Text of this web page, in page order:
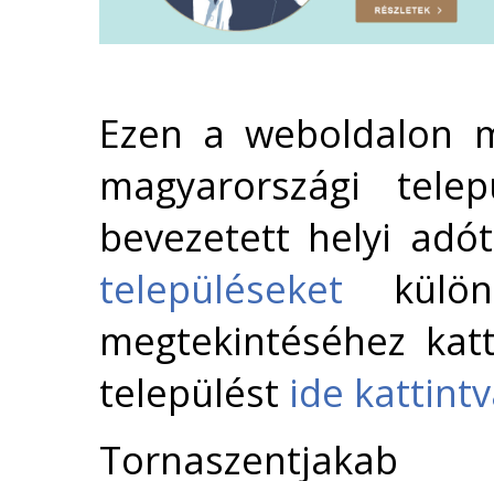
Ezen a weboldalon
magyarországi
bevezetett helyi
településeket
megtekintéséhez
települést ide
Tornaszentjakab